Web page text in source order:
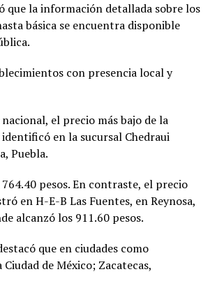
que la información detallada sobre los
básica se encuentra disponible
con presencia local y
el precio más bajo de la
identificó en la sucursal Chedraui
Puebla.
pesos. En contraste, el precio
en H-E-B Las Fuentes, en Reynosa,
alcanzó los 911.60 pesos.
que en ciudades como
de México; Zacatecas,